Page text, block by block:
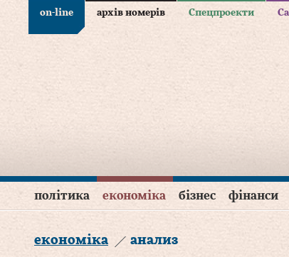
on-line архів номерів Спецпроекти
політика економіка бізнес фінанси
економіка анализ